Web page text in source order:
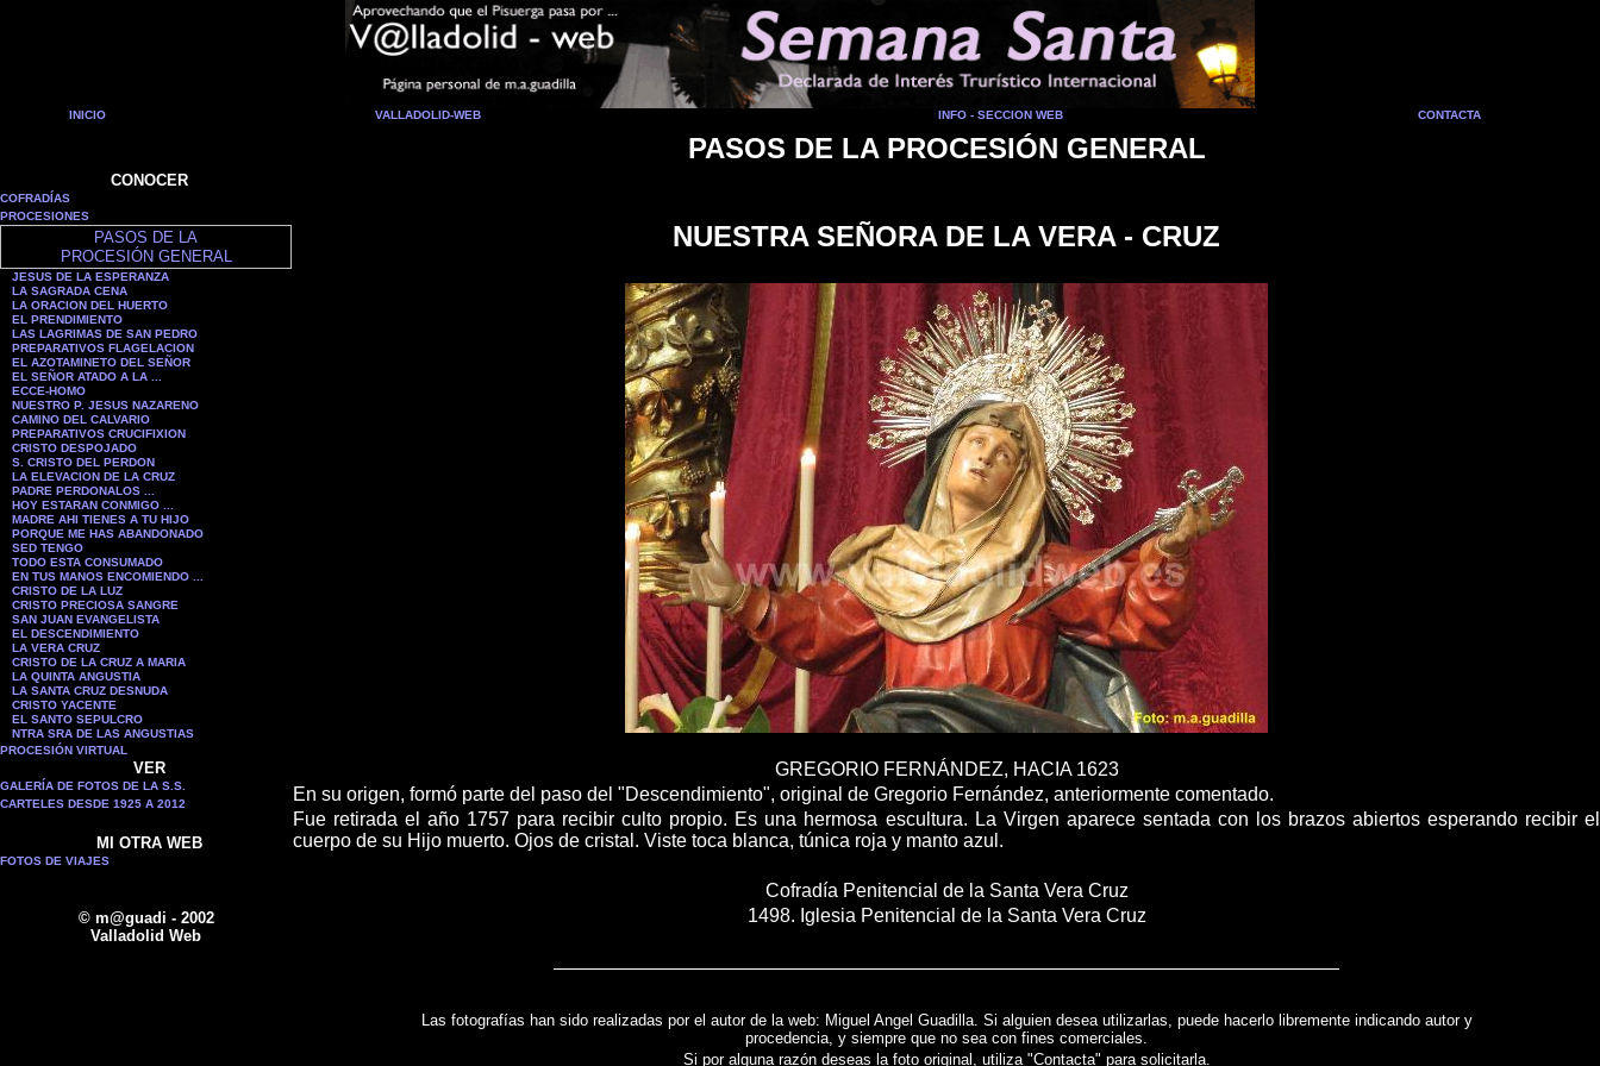
INICIO VALLADOLID-WEB INFO - SECCION WEB CONTACTA
CONOCER
COFRADÍAS
PROCESIONES
PASOS DE LA
PROCESIÓN GENERAL
JESUS DE LA ESPERANZA
LA SAGRADA CENA
LA ORACION DEL HUERTO
EL PRENDIMIENTO
LAS LAGRIMAS DE SAN PEDRO
PREPARATIVOS FLAGELACION
EL AZOTAMINETO DEL SEÑOR
EL SEÑOR ATADO A LA ...
ECCE-HOMO
NUESTRO P. JESUS NAZARENO
CAMINO DEL CALVARIO
PREPARATIVOS CRUCIFIXION
CRISTO DESPOJADO
S. CRISTO DEL PERDON
LA ELEVACION DE LA CRUZ
PADRE PERDONALOS ...
HOY ESTARAN CONMIGO ...
MADRE AHI TIENES A TU HIJO
PORQUE ME HAS ABANDONADO
SED TENGO
TODO ESTA CONSUMADO
EN TUS MANOS ENCOMIENDO ...
CRISTO DE LA LUZ
CRISTO PRECIOSA SANGRE
SAN JUAN EVANGELISTA
EL DESCENDIMIENTO
LA VERA CRUZ
CRISTO DE LA CRUZ A MARIA
LA QUINTA ANGUSTIA
LA SANTA CRUZ DESNUDA
CRISTO YACENTE
EL SANTO SEPULCRO
NTRA SRA DE LAS ANGUSTIAS
PROCESIÓN VIRTUAL
VER
GALERÍA DE FOTOS DE LA S.S.
CARTELES DESDE 1925 A 2012
MI OTRA WEB
FOTOS DE VIAJES
© m@guadi - 2002
Valladolid Web
PASOS DE LA PROCESIÓN GENERAL
NUESTRA SEÑORA DE LA VERA - CRUZ
GREGORIO FERNÁNDEZ, HACIA 1623
En su origen, formó parte del paso del "Descendimiento", original de Gregorio Fernández, anteriormente comentado.
Fue retirada el año 1757 para recibir culto propio. Es una hermosa escultura. La Virgen aparece sentada con los brazos abiertos esperando recibir el
cuerpo de su Hijo muerto. Ojos de cristal. Viste toca blanca, túnica roja y manto azul.
Cofradía Penitencial de la Santa Vera Cruz
1498. Iglesia Penitencial de la Santa Vera Cruz
Las fotografías han sido realizadas por el autor de la web: Miguel Angel Guadilla. Si alguien desea utilizarlas, puede hacerlo libremente indicando autor y
procedencia, y siempre que no sea con fines comerciales.
Si por alguna razón deseas la foto original, utiliza "Contacta" para solicitarla.